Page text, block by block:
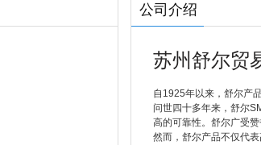
公司介绍
苏州舒尔贸
自1925年以来，舒尔产
问世四十多年来，舒尔
高的可靠性。舒尔广受
然而，舒尔产品不仅代